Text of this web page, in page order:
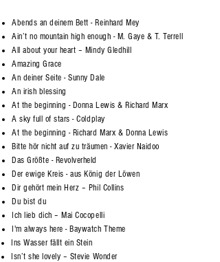
Abends an deinem Bett - Reinhard Mey
Ain’t no mountain high enough - M. Gaye & T. Terrell
All about your heart – Mindy Gledhill
Amazing Grace
An deiner Seite - Sunny Dale
An irish blessing
At the beginning - Donna Lewis & Richard Marx
A sky full of stars - Coldplay
At the beginning - Richard Marx & Donna Lewis
Bitte hör nicht auf zu träumen - Xavier Naidoo
Das Größte - Revolverheld
Der ewige Kreis - aus König der Löwen
Dir gehört mein Herz – Phil Collins
Du bist du
Ich lieb dich – Mai Cocopelli
I'm always here - Baywatch Theme
Ins Wasser fällt ein Stein
Isn’t she lovely – Stevie Wonder